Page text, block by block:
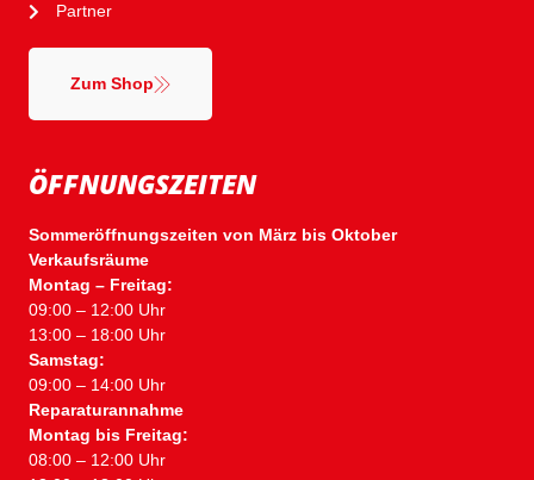
ÖFFNUNGSZEITEN
Sommeröffnungszeiten von März bis Oktober
Verkaufsräume
Montag – Freitag:
09:00 – 12:00 Uhr
13:00 – 18:00 Uhr
Samstag:
09:00 – 14:00 Uhr
Reparaturannahme
Montag bis Freitag:
08:00 – 12:00 Uhr
Partner
Zum Shop